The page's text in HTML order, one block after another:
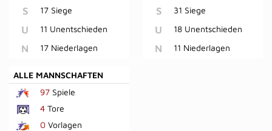
S 17 Siege
U 11 Unentschieden
N 17 Niederlagen
S 31 Siege
U 18 Unentschieden
N 11 Niederlagen
ALLE MANNSCHAFTEN
97 Spiele
4 Tore
0 Vorlagen